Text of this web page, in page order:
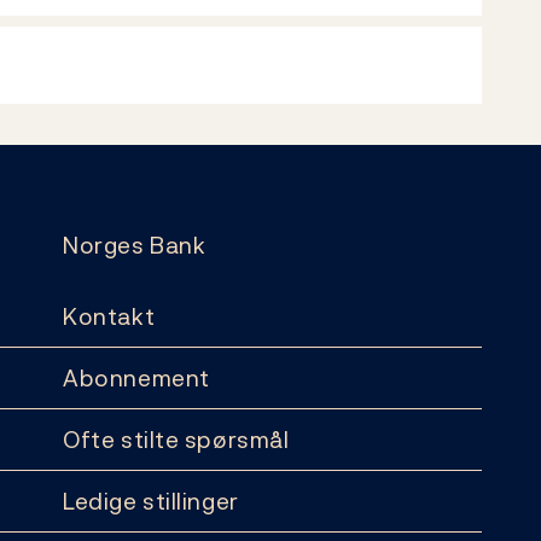
Norges Bank
Kontakt
Abonnement
Ofte stilte spørsmål
Ledige stillinger